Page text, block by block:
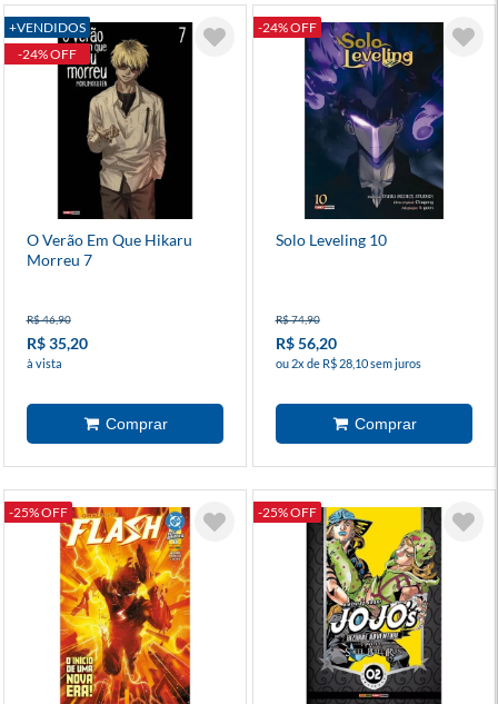
+VENDIDOS
-24% OFF
O Verão Em Que Hikaru
Morreu 7
R$ 46,90
R$ 35,20
à vista
-24% OFF
Solo Leveling 10
R$ 74,90
R$ 56,20
ou 2x de R$ 28,10 sem juros
-25% OFF -25% OFF